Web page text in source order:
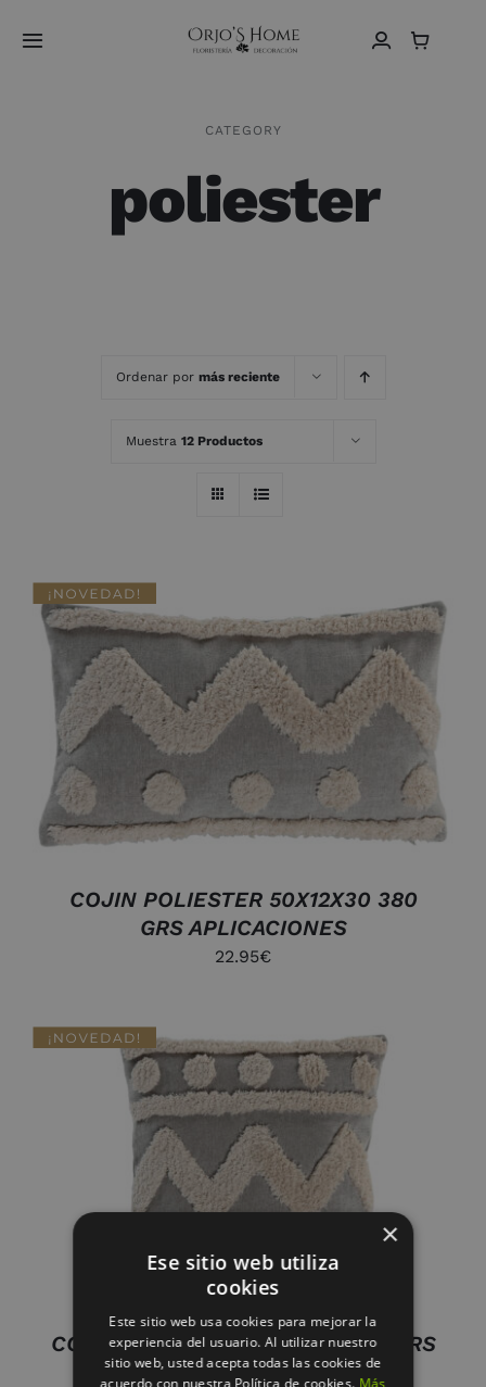
Toggle
Sobre Nosotros
Contacto
Español
CATEGORY
poliester
Ordenar por más reciente
Muestra 12 Productos
AÑADIR AL CARRITO
/
DETALLES
COJIN POLIESTER 50X12X30 380
GRS APLICACIONES
22.95€
AÑADIR AL CARRITO
/
DETALLES
COJIN POLIESTER 45X8X45 420 GRS
APLICACIONES
×
Ese sitio web utiliza
cookies
Este sitio web usa cookies para mejorar la
experiencia del usuario. Al utilizar nuestro
sitio web, usted acepta todas las cookies de
acuerdo con nuestra Política de cookies. Más